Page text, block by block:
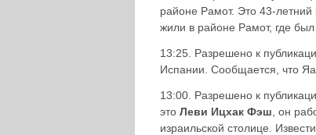
районе Рамот. Это 43-летний
жили в районе Рамот, где был
13:25. Разрешено к
Испании. Сообщается, что
13:00. Разрешено к
это Леви Ицхак Фэш , он
израильской столице.